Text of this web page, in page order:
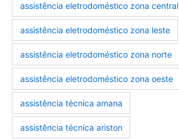
assistência eletrodoméstico zona central
assistência eletrodoméstico zona leste
assistência eletrodoméstico zona norte
assistência eletrodoméstico zona oeste
assistência técnica amana
assistência técnica ariston